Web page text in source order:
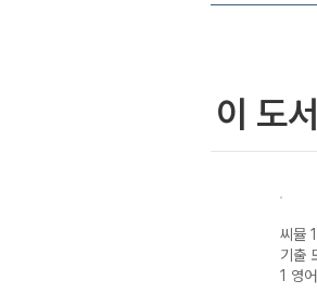
이 도
씨뮬
기출
1 영